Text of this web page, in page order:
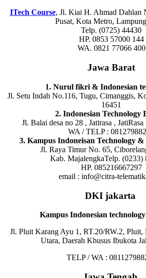
ITech Course, Jl. Kiai H. Ahmad Dahlan
Pusat, Kota Metro,
Telp. (0725) 44430
HP. 0853 57000 144
WA. 0821 77066 400
Jawa Barat
1. Nurul fikri & Indonesian
Jl. Setu Indah No.116, Tugu, Cimanggis,
16451
2. Indonesian Technology
Jl. Balai desa no 28 , Jatirasa ,
WA / TELP :
3. Kampus Indoneisan Technology
Jl. Raya Timur No. 65,
Kab. MajalengkaTelp. (0233)
HP. 085216667297
email : info@citra-
DKI jakarta
Kampus Indonesian
Jl. Pluit Karang Ayu 1, RT.20/RW.2, Pluit,
Utara, Daerah Khusus Ibukota
TELP / WA :